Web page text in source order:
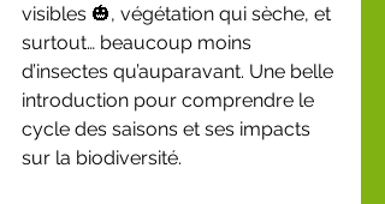
visibles 🎃, végétation qui sèche, et
surtout… beaucoup moins
d’insectes qu’auparavant. Une belle
introduction pour comprendre le
cycle des saisons et ses impacts
sur la biodiversité.